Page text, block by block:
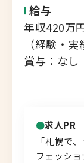
転職
コン
北海道以外
給与
年収420万
（経験・実
賞与：なし
求人PR
「札幌で
フェッショ